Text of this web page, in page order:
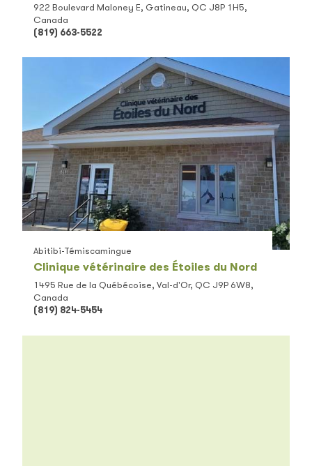
922 Boulevard Maloney E, Gatineau, QC J8P 1H5,
Canada
(819) 663-5522
Clinique vétérinaire des Étoiles du Nord
Abitibi-Témiscamingue
1495 Rue de la Québécoise, Val-d'Or, QC J9P 6W8,
Canada
(819) 824-5454